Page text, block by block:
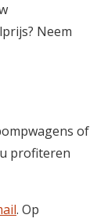
Neem
of
profiteren
. Op